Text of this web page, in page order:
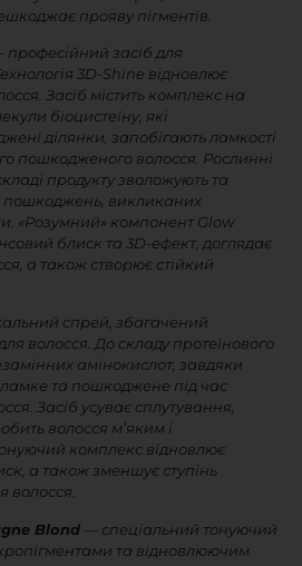
прояву пігментів.
професійний засіб для
3D-Shine відновлює
Засіб містить комплекс на
біоцистеїну, які
ділянки, запобігають ламкості
пошкодженого волосся. Рослинні
продукту зволожують та
пошкоджень, викликаних
«Розумний» компонент Glow
блиск та 3D-ефект, доглядає
а також створює стійкий
спрей, збагачений
волосся. До складу протеїнового
амінокислот, завдяки
та пошкоджене під час
Засіб усуває сплутування,
волосся м’яким і
комплекс відновлює
а також зменшує ступінь
волосся.
Blond— спеціальний тонуючий
та відновлюючим